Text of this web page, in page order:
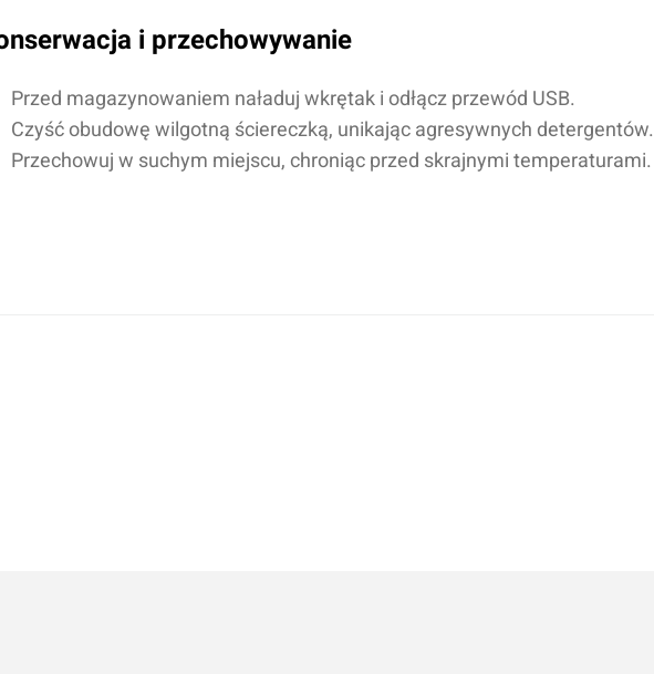
i przechowywanie
Przed magazynowaniem naładuj wkrętak i odłącz przewód USB.
Czyść obudowę wilgotną ściereczką, unikając agresywnych detergentów.
Przechowuj w suchym miejscu, chroniąc przed skrajnymi temperaturami.